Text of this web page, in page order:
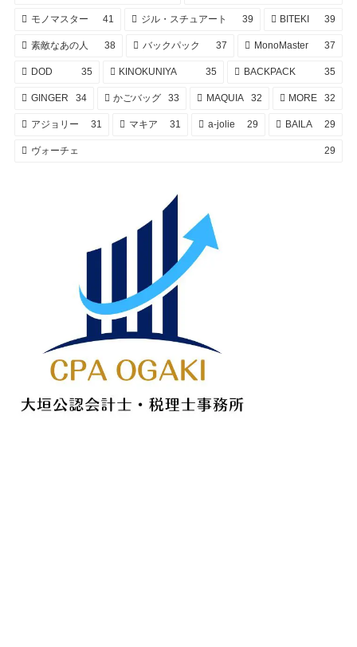
モノマスター 41 ジル・スチュアート 39 BITEKI 39
素敵なあの人 38 バックパック 37 MonoMaster 37
DOD 35 KINOKUNIYA 35 BACKPACK 35
GINGER 34 かごバッグ 33 MAQUIA 32 MORE 32
アジョリー 31 マキア 31 a-jolie 29 BAILA 29
ヴォーチェ 29